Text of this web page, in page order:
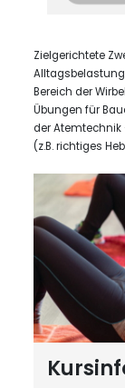
Zielgerichtete
Bereich der
Übungen für
der Atemtechnik
(z.B. richtiges